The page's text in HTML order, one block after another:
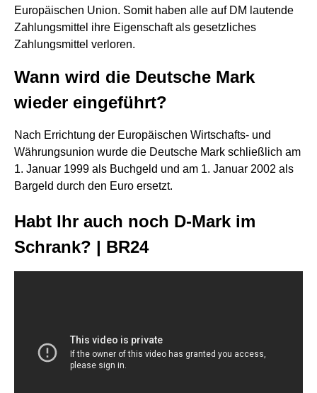
Europäischen Union. Somit haben alle auf DM lautende
Zahlungsmittel ihre Eigenschaft als gesetzliches
Zahlungsmittel verloren.
Wann wird die Deutsche Mark
wieder eingeführt?
Nach Errichtung der Europäischen Wirtschafts- und
Währungsunion wurde die Deutsche Mark schließlich am
1. Januar 1999 als Buchgeld und am 1. Januar 2002 als
Bargeld durch den Euro ersetzt.
Habt Ihr auch noch D-Mark im
Schrank? | BR24